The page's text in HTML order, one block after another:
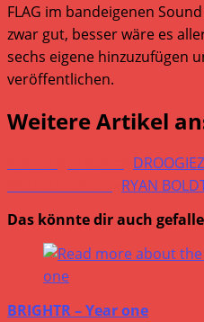
FLAG im bandeigenen
zwar gut, besser wäre es
sechs eigene hinzuzufügen
veröffentlichen.
Weitere Artikel
RYAN
Das könnte dir auch
BRIGHTR – Year one